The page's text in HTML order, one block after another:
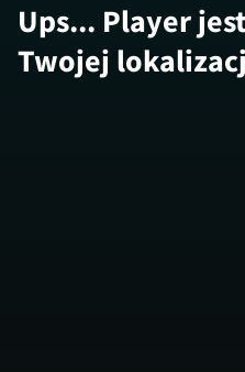
Ups... Player
Twojej